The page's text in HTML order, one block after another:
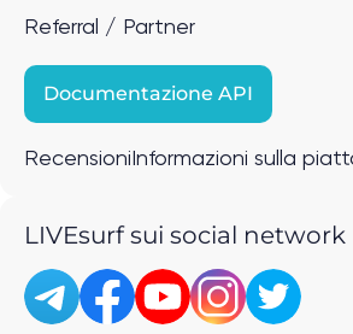
Referral / Partner
Documentazione API
Recensioni Informazioni sulla
LIVEsurf sui social network